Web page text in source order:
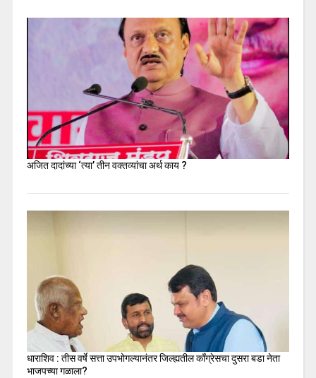
अजित दादांच्या ‘त्या’ तीन वक्तव्यांचा अर्थ काय ?
धाराशिव : तीस वर्षे सत्ता उपभोगल्यानंतर जिल्ह्यतील कॉंग्रेसचा दुसरा बडा नेता
भाजपच्या गळाला?